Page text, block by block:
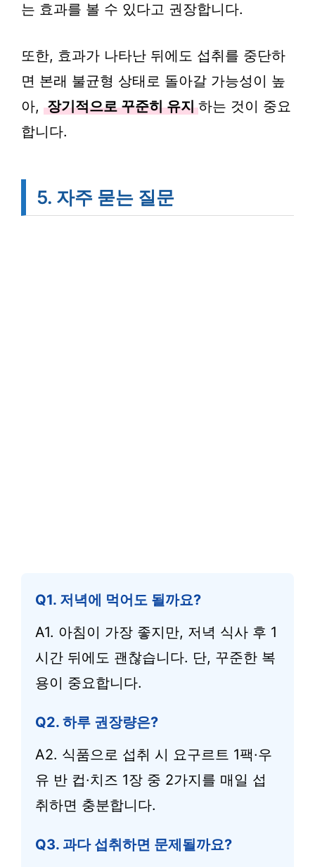
는 효과를 볼 수 있다고 권장합니다.
또한, 효과가 나타난 뒤에도 섭취를 중단하
면 본래 불균형 상태로 돌아갈 가능성이 높
아, 장기적으로 꾸준히 유지 하는 것이 중요
합니다.
5. 자주 묻는 질문
Q1. 저녁에 먹어도 될까요?
A1. 아침이 가장 좋지만, 저녁 식사 후 1
시간 뒤에도 괜찮습니다. 단, 꾸준한 복
용이 중요합니다.
Q2. 하루 권장량은?
A2. 식품으로 섭취 시 요구르트 1팩·우
유 반 컵·치즈 1장 중 2가지를 매일 섭
취하면 충분합니다.
Q3. 과다 섭취하면 문제될까요?